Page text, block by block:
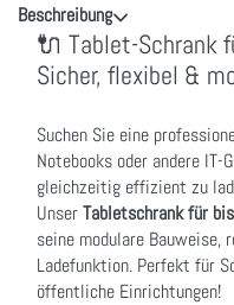
Beschreibung
🔌 Tablet-Schrank
Sicher, flexibel &
Suchen Sie eine
Notebooks oder andere IT-
gleichzeitig effizient zu
UnserTabletschrank für
seine modulare Bauweise,
Ladefunktion. Perfekt für
öffentliche Einrichtungen!